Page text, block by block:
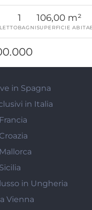
1
BAGNI
106,00 m²
SUPERFICIE
in Spagna
in Italia
in Ungheria
Vienna